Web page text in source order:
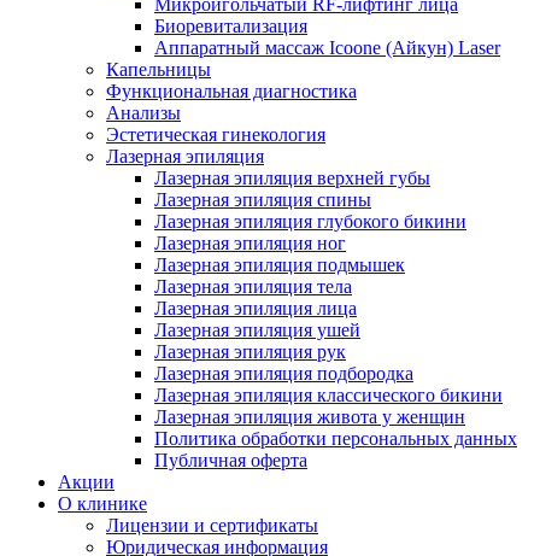
Микроигольчатый RF-лифтинг лица
Биоревитализация
Аппаратный массаж Icoone (Айкун) Laser
Капельницы
Функциональная диагностика
Анализы
Эстетическая гинекология
Лазерная эпиляция
Лазерная эпиляция верхней губы
Лазерная эпиляция спины
Лазерная эпиляция глубокого бикини
Лазерная эпиляция ног
Лазерная эпиляция подмышек
Лазерная эпиляция тела
Лазерная эпиляция лица
Лазерная эпиляция ушей
Лазерная эпиляция рук
Лазерная эпиляция подбородка
Лазерная эпиляция классического бикини
Лазерная эпиляция живота у женщин
Политика обработки персональных данных
Публичная оферта
Акции
О клинике
Лицензии и сертификаты
Юридическая информация